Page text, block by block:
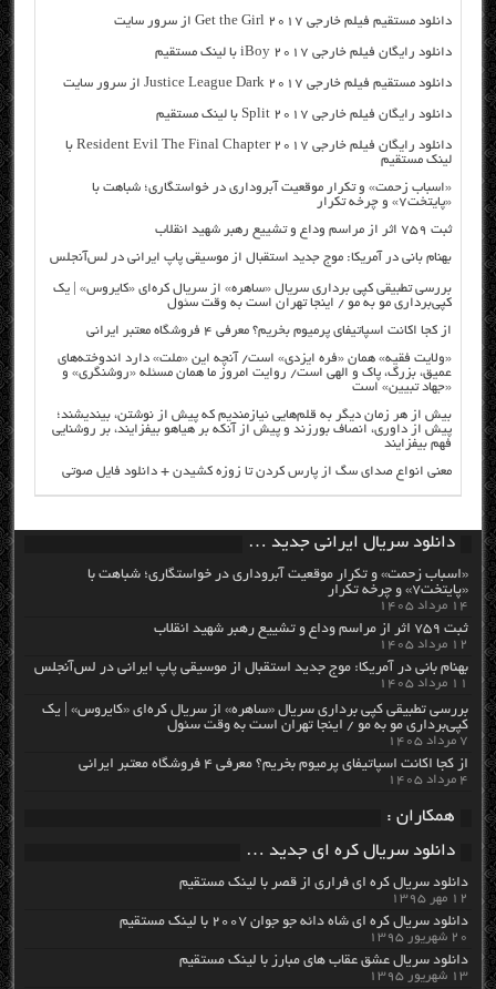
دانلود مستقیم فیلم خارجی Get the Girl 2017 از سرور سایت
دانلود رایگان فیلم خارجی iBoy 2017 با لینک مستقیم
دانلود مستقیم فیلم خارجی Justice League Dark 2017 از سرور سایت
دانلود رایگان فیلم خارجی Split 2017 با لینک مستقیم
دانلود رایگان فیلم خارجی Resident Evil The Final Chapter 2017 با
لینک مستقیم
«اسباب زحمت» و تکرار موقعیت آبروداری در خواستگاری؛ شباهت با
«پایتخت۷» و چرخه تکرار
ثبت ۷۵۹ اثر از مراسم وداع و تشییع رهبر شهید انقلاب
بهنام بانی در آمریکا: موج جدید استقبال از موسیقی پاپ ایرانی در لس‌آنجلس
بررسی تطبیقی کپی برداری سریال «ساهره» از سریال کره‌ای «کایروس» | یک
کپی‌برداری مو به مو / اینجا تهران است به وقت سئول
از کجا اکانت اسپاتیفای پرمیوم بخریم؟ معرفی ۴ فروشگاه معتبر ایرانی
«ولایت فقیه» همان «فره ایزدی» است/ آنچه این «ملت» دارد اندوخته‌های
عمیق، بزرگ، پاک و الهی است/ روایت امروز ما همان مسئله «روشنگری» و
«جهاد تبیین» است
بیش از هر زمان دیگر به قلم‌هایی نیازمندیم که پیش از نوشتن، بیندیشند؛
پیش از داوری، انصاف بورزند و پیش از آنکه بر هیاهو بیفزایند، بر روشنایی
فهم بیفزایند
معنی انواع صدای سگ از پارس کردن تا زوزه کشیدن + دانلود فایل صوتی
دانلود سریال ایرانی جدید …
«اسباب زحمت» و تکرار موقعیت آبروداری در خواستگاری؛ شباهت با
«پایتخت۷» و چرخه تکرار
۱۴ مرداد ۱۴۰۵
ثبت ۷۵۹ اثر از مراسم وداع و تشییع رهبر شهید انقلاب
۱۲ مرداد ۱۴۰۵
بهنام بانی در آمریکا: موج جدید استقبال از موسیقی پاپ ایرانی در لس‌آنجلس
۱۱ مرداد ۱۴۰۵
بررسی تطبیقی کپی برداری سریال «ساهره» از سریال کره‌ای «کایروس» | یک
کپی‌برداری مو به مو / اینجا تهران است به وقت سئول
۷ مرداد ۱۴۰۵
از کجا اکانت اسپاتیفای پرمیوم بخریم؟ معرفی ۴ فروشگاه معتبر ایرانی
۴ مرداد ۱۴۰۵
همکاران :
دانلود سریال کره ای جدید …
دانلود سریال کره ای فراری از قصر با لینک مستقیم
۱۲ مهر ۱۳۹۵
دانلود سریال کره ای شاه دائه جو جوان ۲۰۰۷ با لینک مستقیم
۲۰ شهریور ۱۳۹۵
دانلود سریال عشق عقاب های مبارز با لینک مستقیم
۱۳ شهریور ۱۳۹۵